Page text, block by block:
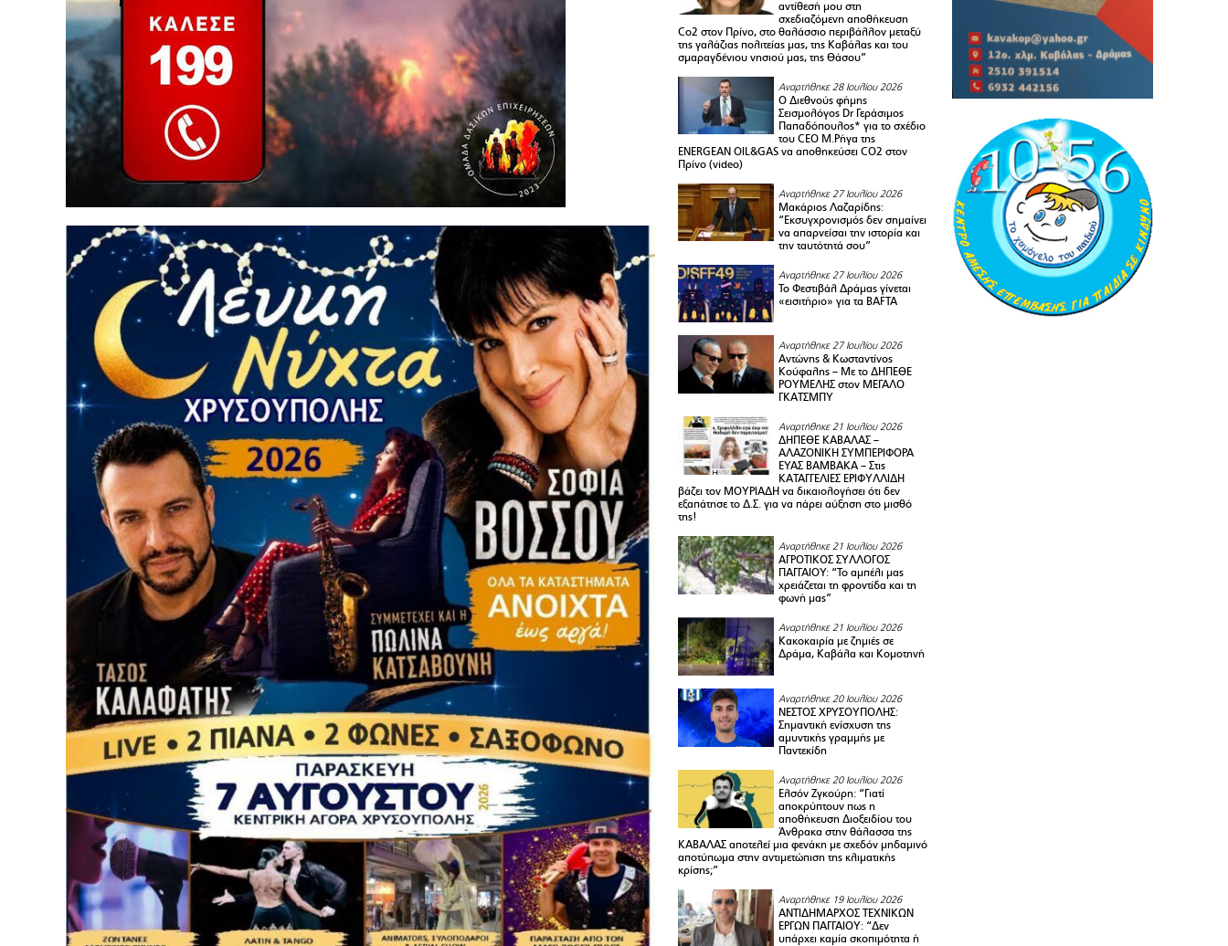
αντίθεσή μου στη
σχεδιαζόμενη αποθήκευση
Co2 στον Πρίνο, στο θαλάσσιο περιβάλλον μεταξύ
της γαλάζιας πολιτείας μας, της Καβάλας και του
σμαραγδένιου νησιού μας, της Θάσου”
Αναρτήθηκε 28 Ιουλίου 2026
Ο Διεθνούς φήμης
Σεισμολόγος Dr Γεράσιμος
Παπαδόπουλος* για το σχέδιο
του CEO M.Ρήγα της
ENERGEAN OIL&GAS να αποθηκεύσει CO2 στον
Πρίνο (video)
Αναρτήθηκε 27 Ιουλίου 2026
Μακάριος Λαζαρίδης:
“Εκσυγχρονισμός δεν σημαίνει
να απαρνείσαι την ιστορία και
την ταυτότητά σου”
Αναρτήθηκε 27 Ιουλίου 2026
Το Φεστιβάλ Δράμας γίνεται
«εισιτήριο» για τα BAFTA
Αναρτήθηκε 27 Ιουλίου 2026
Αντώνης & Κωσταντίνος
Κούφαλης – Με το ΔΗΠΕΘΕ
ΡΟΥΜΕΛΗΣ στον ΜΕΓΑΛΟ
ΓΚΑΤΣΜΠΥ
Αναρτήθηκε 21 Ιουλίου 2026
ΔΗΠΕΘΕ ΚΑΒΑΛΑΣ –
ΑΛΑΖΟΝΙΚΗ ΣΥΜΠΕΡΙΦΟΡΑ
ΕΥΑΣ ΒΑΜΒΑΚΑ – Στις
ΚΑΤΑΓΓΕΛΙΕΣ ΕΡΙΦΥΛΛΙΔΗ
βάζει τον ΜΟΥΡΙΑΔΗ να δικαιολογήσει ότι δεν
εξαπάτησε το Δ.Σ. για να πάρει αύξηση στο μισθό
της!
Αναρτήθηκε 21 Ιουλίου 2026
ΑΓΡΟΤΙΚΟΣ ΣΥΛΛΟΓΟΣ
ΠΑΓΓΑΙΟY: “Το αμπέλι μας
χρειάζεται τη φροντίδα και τη
φωνή μας”
Αναρτήθηκε 21 Ιουλίου 2026
Κακοκαιρία με ζημιές σε
Δράμα, Καβάλα και Κομοτηνή
Αναρτήθηκε 20 Ιουλίου 2026
ΝΕΣΤΟΣ ΧΡΥΣΟΥΠΟΛΗΣ:
Σημαντική ενίσχυση της
αμυντικής γραμμής με
Παντεκίδη
Αναρτήθηκε 20 Ιουλίου 2026
Ελσόν Ζγκούρη: “Γιατί
αποκρύπτουν πως η
αποθήκευση Διοξειδίου του
Άνθρακα στην θάλασσα της
ΚΑΒΑΛΑΣ αποτελεί μια φενάκη με σχεδόν μηδαμινό
αποτύπωμα στην αντιμετώπιση της κλιματικής
κρίσης;”
Αναρτήθηκε 19 Ιουλίου 2026
ΑΝΤΙΔΗΜΑΡΧΟΣ ΤΕΧΝΙΚΩΝ
ΕΡΓΩΝ ΠΑΓΓΑΙΟΥ: “Δεν
υπάρχει καμία σκοπιμότητα ή